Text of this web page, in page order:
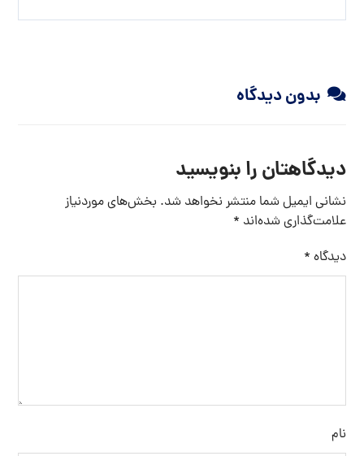
بدون دیدگاه
دیدگاهتان را بنویسید
نشانی ایمیل شما منتشر نخواهد شد. بخش‌های موردنیاز
علامت‌گذاری شده‌اند *
دیدگاه *
نام